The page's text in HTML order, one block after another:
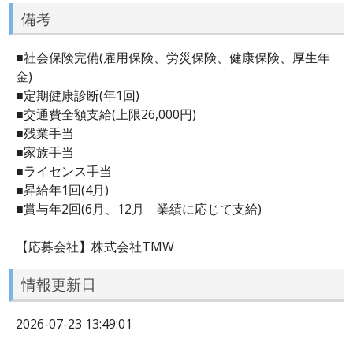
備考
■社会保険完備(雇用保険、労災保険、健康保険、厚生年
金)
■定期健康診断(年1回)
■交通費全額支給(上限26,000円)
■残業手当
■家族手当
■ライセンス手当
■昇給年1回(4月)
■賞与年2回(6月、12月 業績に応じて支給)
【応募会社】株式会社TMW
情報更新日
2026-07-23 13:49:01